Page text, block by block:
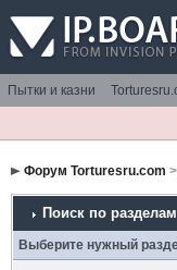
Пытки и казни
Форум Torturesru.com
Поиск по
Выберите нужный